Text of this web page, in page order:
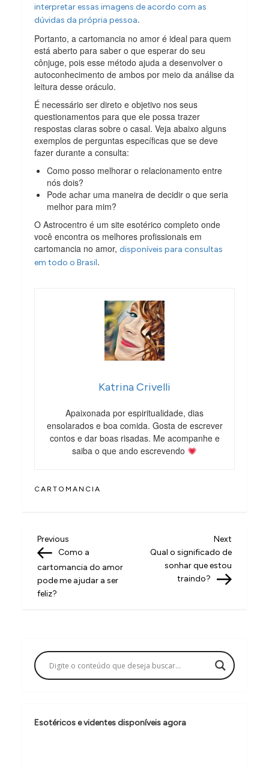
interpretar essas imagens de acordo com as
dúvidas da própria pessoa.
Portanto, a cartomancia no amor é ideal para quem
está aberto para saber o que esperar do seu
cônjuge, pois esse método ajuda a desenvolver o
autoconhecimento de ambos por meio da análise da
leitura desse oráculo.
É necessário ser direto e objetivo nos seus
questionamentos para que ele possa trazer
respostas claras sobre o casal. Veja abaixo alguns
exemplos de perguntas específicas que se deve
fazer durante a consulta:
Como posso melhorar o relacionamento entre
nós dois?
Pode achar uma maneira de decidir o que seria
melhor para mim?
O Astrocentro é um site esotérico completo onde
você encontra os melhores profissionais em
cartomancia no amor,disponíveis para consultas
em todo o Brasil.
Katrina Crivelli
Apaixonada por espiritualidade, dias
ensolarados e boa comida. Gosta de escrever
contos e dar boas risadas. Me acompanhe e
saiba o que ando escrevendo
CARTOMANCIA
N
a
v
e
ç
ã
d
Previous
Post
Previous
Como a
cartomancia do amor
pode me ajudar a ser
feliz?
Next
Post
Next
Qual o significado de
sonhar que estou
traindo?
Esotéricos e videntes disponíveis agora